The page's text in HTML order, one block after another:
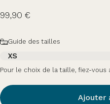
99,90 €
TailleGuide des tailles
XS
Pour le choix de la taille, fiez-vous
Ajouter